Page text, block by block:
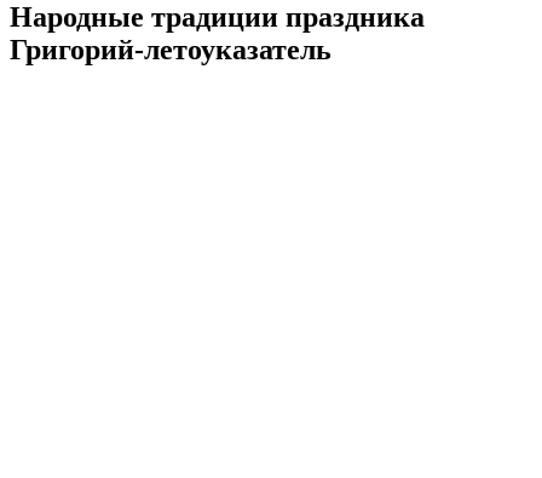
Народные традиции праздника
Григорий-летоуказатель